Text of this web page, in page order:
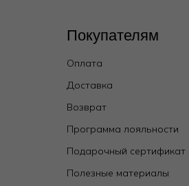
Покупателям
Оплата
Доставка
Возврат
Программа лояльности
Подарочный сертификат
Полезные материалы